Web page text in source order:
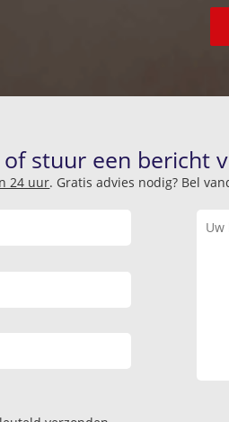
of stuur een bericht
24 uur. Gratis advies nodig? Bel